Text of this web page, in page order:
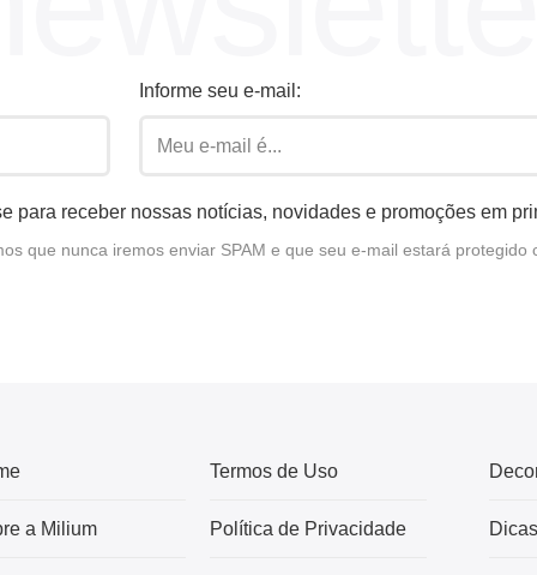
Informe seu e-mail:
para receber nossas notícias, novidades e promoções em
que nunca iremos enviar SPAM e que seu e-mail estará protegido
a Milium
Termos de Uso
Política de Privacidade Dicas